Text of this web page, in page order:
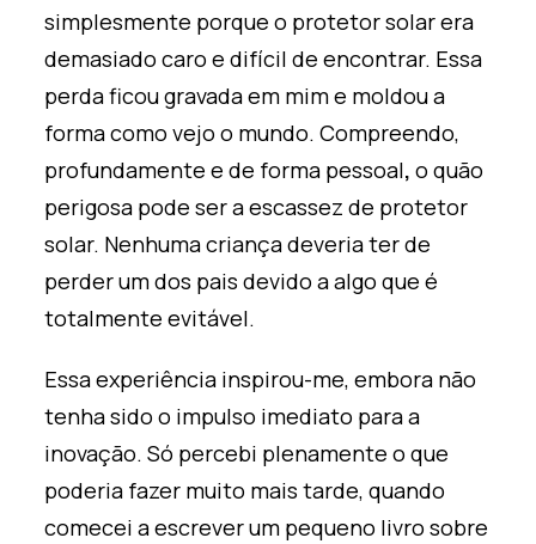
simplesmente porque o protetor solar era
demasiado caro e difícil de encontrar. Essa
perda ficou gravada em mim e moldou a
forma como vejo o mundo. Compreendo,
profundamente e de forma pessoal, o quão
perigosa pode ser a escassez de protetor
solar. Nenhuma criança deveria ter de
perder um dos pais devido a algo que é
totalmenteevitável.
Essa experiência inspirou-me, embora não
tenha sido o impulso imediato para a
inovação. Só percebi plenamente o que
poderia fazer muito mais tarde, quando
comecei a escrever um pequeno livro sobre